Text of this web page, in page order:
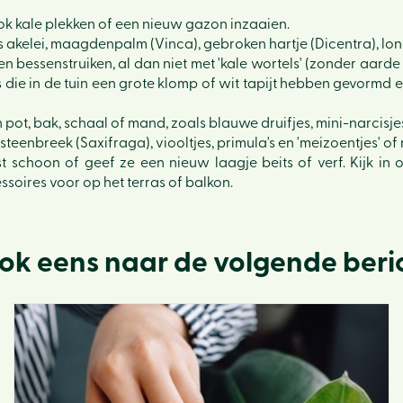
kale plekken of een nieuw gazon inzaaien.
maagdenpalm (Vinca), gebroken hartje (Dicentra),
bessenstruiken, al dan niet met 'kale wortels' (zonder
in de tuin een grote klomp of wit tapijt hebben gevormd
bak, schaal of mand, zoals blauwe druifjes, mini-
(Saxifraga), viooltjes, primula's en 'meizoentjes' of
schoon of geef ze een nieuw laagje beits of verf. Kijk in
voor op het terras of balkon.
eens naar de volgende